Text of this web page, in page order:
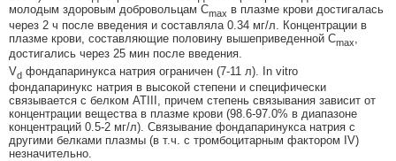
молодым здоровым добровольцам Cmax в плазме крови достигалась
через 2 ч после введения и составляла 0.34 мг/л. Концентрации в
плазме крови, составляющие половину вышеприведенной Cmax
достигались через 25 мин после введения.
Vd фондапаринукса натрия ограничен (7-11 л). In vitro
фондапаринукс натрия в высокой степени и специфически
связывается с белком АТIII, причем степень связывания зависит от
концентрации вещества в плазме крови (98.6-97.0% в диапазоне
концентраций 0.5-2 мг/л). Связывание фондапаринукса натрия с
другими белками плазмы (в т.ч. с тромбоцитарным фактором IV)
незначительно.